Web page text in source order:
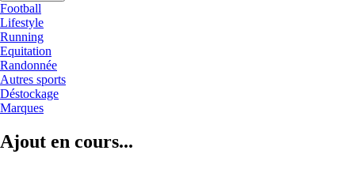
Football
Lifestyle
Running
Equitation
Randonnée
Autres sports
Déstockage
Marques
Ajout en cours...